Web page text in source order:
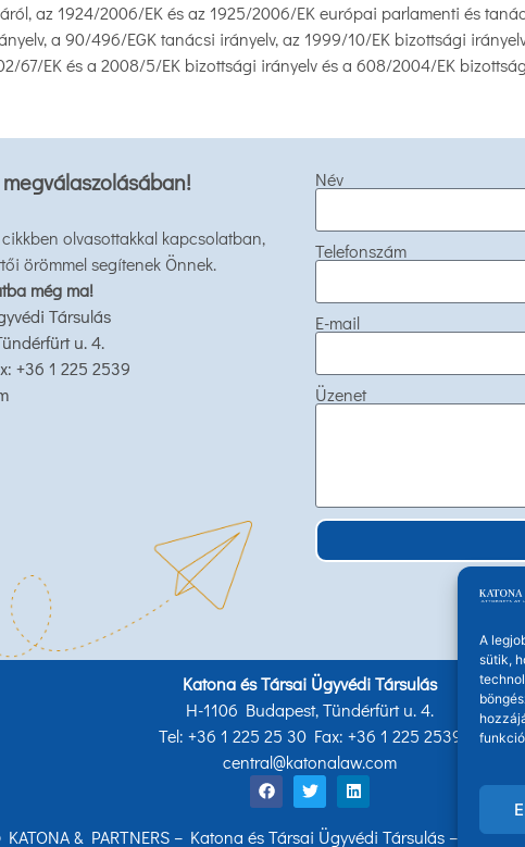
A
sütik,
az 1924/2006/EK és az 1925/2006/EK európai parlamenti és
a 90/496/EGK tanácsi irányelv, az 1999/10/EK bizottsági
67/EK és a 2008/5/EK bizottsági irányelv és a 608/2004/EK
olvasottakkal kapcsolatban,
örömmel segítenek Önnek.
még ma!
Társulás
u. 4.
+36 1 225 2539
Név
Telefonszám
E-mail
Üzenet
Katona és Társai Ügyvédi Társulás
H-1106 Budapest, Tündérfürt u. 4.
Tel: +36 1 225 25 30 Fax: +36 1 225 2539
central@katonalaw.com
& PARTNERS – Katona és Társai Ügyvédi Társulás –